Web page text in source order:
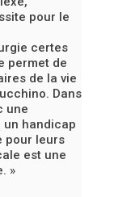
pour le
certes
permet de
de la vie
Dans
une
handicap
pour leurs
est une
»